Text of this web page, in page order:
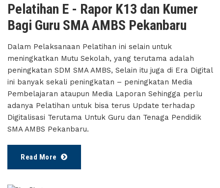
Pelatihan E - Rapor K13 dan Kumer
Bagi Guru SMA AMBS Pekanbaru
Dalam Pelaksanaan Pelatihan ini selain untuk
meningkatkan Mutu Sekolah, yang terutama adalah
peningkatan SDM SMA AMBS, Selain itu juga di Era Digital
ini banyak sekali peningkatan – peningkatan Media
Pembelajaran ataupun Media Laporan Sehingga perlu
adanya Pelatihan untuk bisa terus Update terhadap
Digitalisasi Terutama Untuk Guru dan Tenaga Pendidik
SMA AMBS Pekanbaru.
Read More